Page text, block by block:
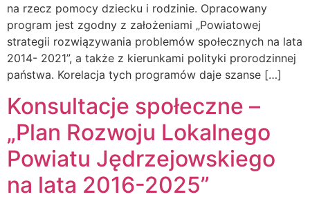
na rzecz pomocy dziecku i rodzinie. Opracowany
program jest zgodny z założeniami „Powiatowej
strategii rozwiązywania problemów społecznych na lata
2014- 2021”, a także z kierunkami polityki prorodzinnej
państwa. Korelacja tych programów daje szanse […]
Konsultacje społeczne –
„Plan Rozwoju Lokalnego
Powiatu Jędrzejowskiego
na lata 2016-2025”